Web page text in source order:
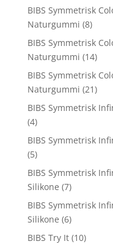
BIBS Symmetrisk
Naturgummi (8)
BIBS Symmetrisk
Naturgummi (14)
BIBS Symmetrisk
Naturgummi (21)
BIBS Symmetrisk
(4)
BIBS Symmetrisk
(5)
BIBS Symmetrisk
Silikone (7)
BIBS Symmetrisk
Silikone (6)
BIBS Try It (10)